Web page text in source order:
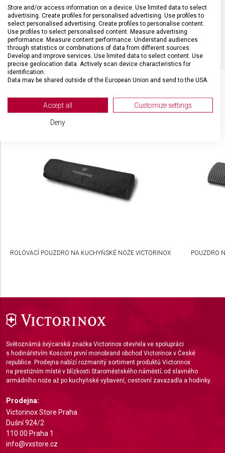
DÉLKA ČEPELE 30 cm
BARVA Černá
SOUVISEJÍCÍ PRODUKTY
ROLOVACÍ POUZDRO NA KUCHYŇSKÉ NOŽE VICTORINOX POUZDRO
Světoznámá švýcarská značka Victorinox otevřela ve spolupráci
s hodinářstvím Koscom první monobrand obchod Victorinox v České
republice. Prodejna nabízí rozmanitý sortiment produktů Victorinox
na prestižním místě v blízkosti Staroměstského náměstí; od slavného
armádního nože až po kuchyňské vybavení, cestovní zavazadla a hodinky.
Prodejna:
Victorinox Store Praha
Dušní 924/2
110 00 Praha 1
info@vxstore.cz
Store and/or access information on a device. Use limited data to select
advertising. Create profiles for personalised advertising. Use profiles to
select personalised advertising. Create profiles to personalise content.
Use profiles to select personalised content. Measure advertising
performance. Measure content performance. Understand audiences
through statistics or combinations of data from different sources.
Develop and improve services. Use limited data to select content. Use
precise geolocation data. Actively scan device characteristics for
identification.
Data may be shared outside of the European Union and send to the USA.
View Partner List (2 IAB Vendors)
We use your data for the following purposes:
Use limited data to select advertising
Create profiles for personalised advertising
Use profiles to select personalised content
Measure content performance
Understand audiences through statistics or
combinations of data from different sources
Develop and improve services
Use limited data to select content
IAB Special Features:
Use precise geolocation data
Identify devices based on information actively
requested
Non-IAB processing purposes:
Accept all Customize settings
Deny